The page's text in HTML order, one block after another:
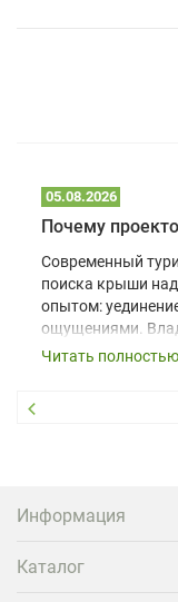
05.08.2026
Современный
поиска крыши над
опытом:
ощущениями.
шале понимают,
вернуться и
проектора.
Читать полностью
Информация
Каталог